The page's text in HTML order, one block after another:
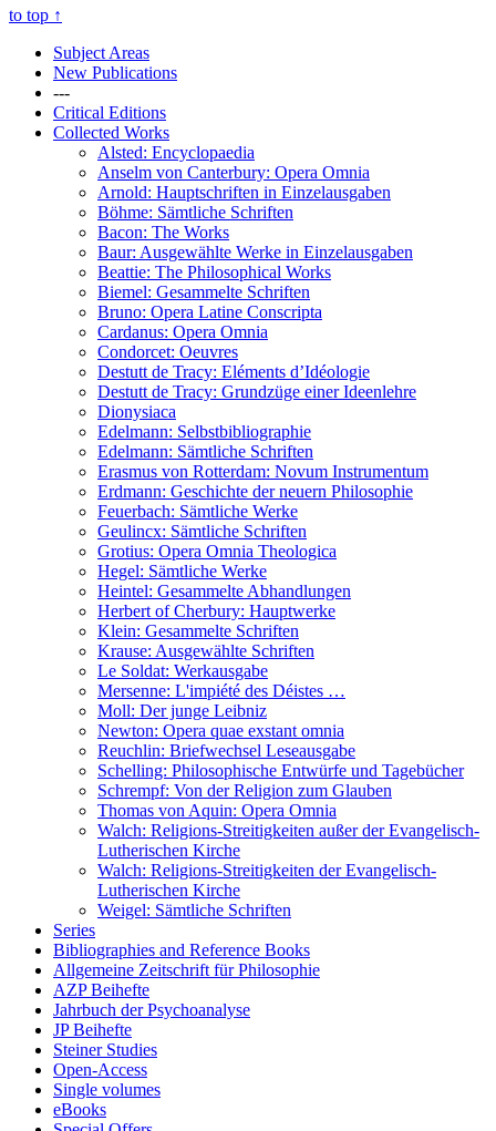
to top ↑
Subject Areas
New Publications
---
Critical Editions
Collected Works
Alsted: Encyclopaedia
Anselm von Canterbury: Opera Omnia
Arnold: Hauptschriften in Einzelausgaben
Böhme: Sämtliche Schriften
Bacon: The Works
Baur: Ausgewählte Werke in Einzelausgaben
Beattie: The Philosophical Works
Biemel: Gesammelte Schriften
Bruno: Opera Latine Conscripta
Cardanus: Opera Omnia
Condorcet: Oeuvres
Destutt de Tracy: Eléments d’Idéologie
Destutt de Tracy: Grundzüge einer Ideenlehre
Dionysiaca
Edelmann: Selbstbibliographie
Edelmann: Sämtliche Schriften
Erasmus von Rotterdam: Novum Instrumentum
Erdmann: Geschichte der neuern Philosophie
Feuerbach: Sämtliche Werke
Geulincx: Sämtliche Schriften
Grotius: Opera Omnia Theologica
Hegel: Sämtliche Werke
Heintel: Gesammelte Abhandlungen
Herbert of Cherbury: Hauptwerke
Klein: Gesammelte Schriften
Krause: Ausgewählte Schriften
Le Soldat: Werkausgabe
Mersenne: L'impiété des Déistes …
Moll: Der junge Leibniz
Newton: Opera quae exstant omnia
Reuchlin: Briefwechsel Leseausgabe
Schelling: Philosophische Entwürfe und Tagebücher
Schrempf: Von der Religion zum Glauben
Thomas von Aquin: Opera Omnia
Walch: Religions-Streitigkeiten außer der Evangelisch-
Lutherischen Kirche
Walch: Religions-Streitigkeiten der Evangelisch-
Lutherischen Kirche
Weigel: Sämtliche Schriften
Series
Bibliographies and Reference Books
Allgemeine Zeitschrift für Philosophie
AZP Beihefte
Jahrbuch der Psychoanalyse
JP Beihefte
Steiner Studies
Open-Access
Single volumes
eBooks